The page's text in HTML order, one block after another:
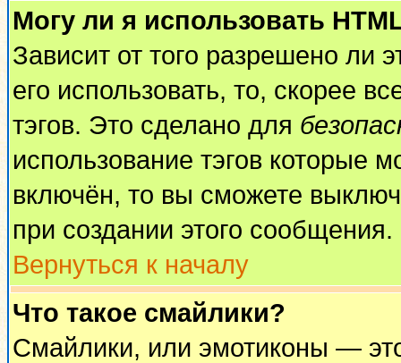
Могу ли я использовать
Зависит от того разрешено ли
его использовать, то, скорее
тэгов. Это сделано для
использование тэгов которые
включён, то вы сможете
при создании этого сообщения.
Вернуться к началу
Что такое смайлики?
Смайлики, или эмотиконы —